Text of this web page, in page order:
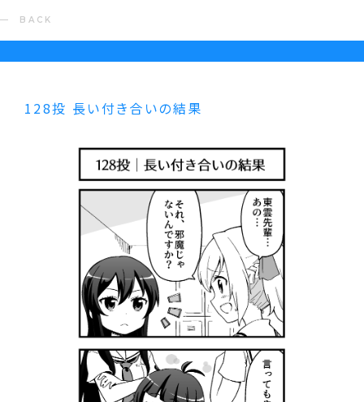
BACK
128投 長い付き合いの結果